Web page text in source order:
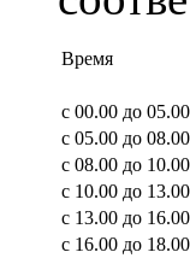
Время
с 00.00 до 05.00
с 05.00 до 08.00
с 08.00 до 10.00
с 10.00 до 13.00
с 13.00 до 16.00
с 16.00 до 18.00